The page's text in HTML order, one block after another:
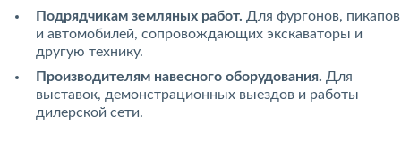
Подрядчикам земляных работ. Для фургонов, пикапов
и автомобилей, сопровождающих экскаваторы и
другую технику.
Производителям навесного оборудования. Для
выставок, демонстрационных выездов и работы
дилерской сети.